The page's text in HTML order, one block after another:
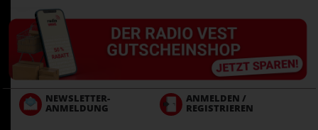
zum
Inhalt
NEWSLETTER-
ANMELDUNG
ANMELDEN /
REGISTRIEREN